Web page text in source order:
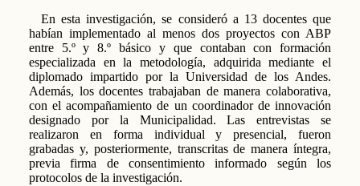
En esta investigación, se consideró a 13 docentes que
habían implementado al menos dos proyectos con ABP
entre 5.º y 8.º básico y que contaban con formación
especializada en la metodología, adquirida mediante el
diplomado impartido por la Universidad de los Andes.
Además, los docentes trabajaban de manera colaborativa,
con el acompañamiento de un coordinador de innovación
designado por la Municipalidad. Las entrevistas se
realizaron en forma individual y presencial, fueron
grabadas y, posteriormente, transcritas de manera íntegra,
previa firma de consentimiento informado según los
protocolos de la investigación.